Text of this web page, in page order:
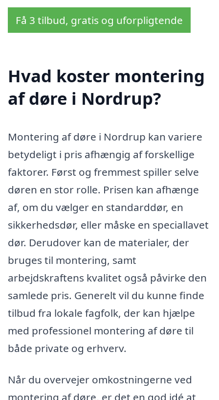
Få 3 tilbud, gratis og uforpligtende
Hvad koster montering
af døre i Nordrup?
Montering af døre i Nordrup kan variere
betydeligt i pris afhængig af forskellige
faktorer. Først og fremmest spiller selve
døren en stor rolle. Prisen kan afhænge
af, om du vælger en standarddør, en
sikkerhedsdør, eller måske en speciallavet
dør. Derudover kan de materialer, der
bruges til montering, samt
arbejdskraftens kvalitet også påvirke den
samlede pris. Generelt vil du kunne finde
tilbud fra lokale fagfolk, der kan hjælpe
med professionel montering af døre til
både private og erhverv.
Når du overvejer omkostningerne ved
montering af døre, er det en god idé at